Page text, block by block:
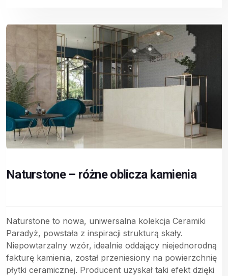
Naturstone – różne oblicza kamienia
Naturstone to nowa, uniwersalna kolekcja Ceramiki
Paradyż, powstała z inspiracji strukturą skały.
Niepowtarzalny wzór, idealnie oddający niejednorodną
fakturę kamienia, został przeniesiony na powierzchnię
płytki ceramicznej. Producent uzyskał taki efekt dzięki